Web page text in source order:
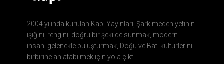
2004 yılında kurulan Kapı Yayınları, Şark medeniyetinin
ışığını, rengini, doğru bir şekilde sunmak, modern
insanı gelenekle buluşturmak, Doğu ve Batı kültürlerini
birbirine anlatabilmek için yola çıktı.